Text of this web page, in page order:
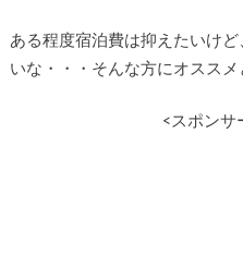
ある程度宿泊費は抑えたいけ
いな・・・そんな方にオススメ
<スポンサ